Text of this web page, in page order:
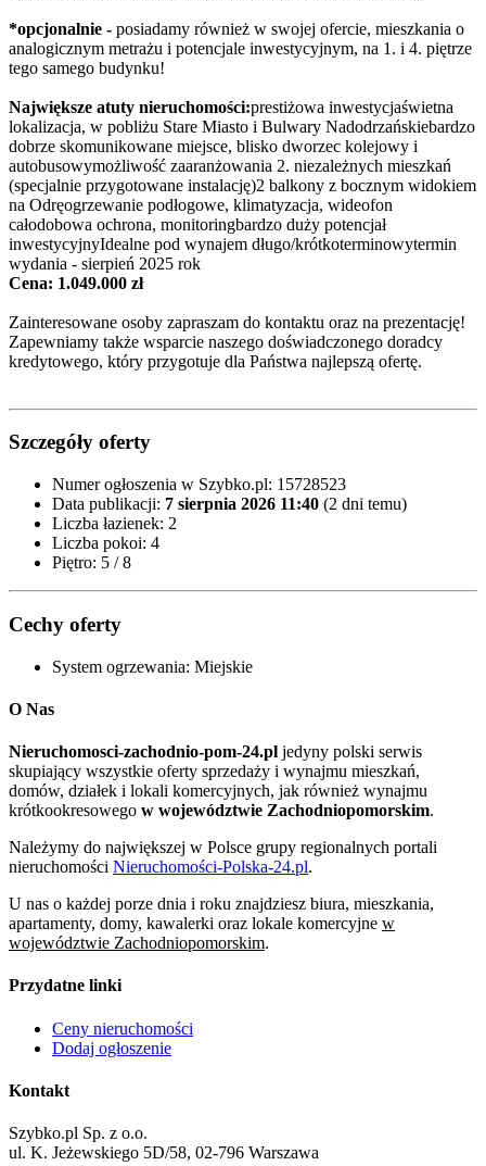
*opcjonalnie - posiadamy również w swojej ofercie, mieszkania o
analogicznym metrażu i potencjale inwestycyjnym, na 1. i 4. piętrze
tego samego budynku!
Największe atuty nieruchomości:prestiżowa inwestycjaświetna
lokalizacja, w pobliżu Stare Miasto i Bulwary Nadodrzańskiebardzo
dobrze skomunikowane miejsce, blisko dworzec kolejowy i
autobusowymożliwość zaaranżowania 2. niezależnych mieszkań
(specjalnie przygotowane instalację)2 balkony z bocznym widokiem
na Odręogrzewanie podłogowe, klimatyzacja, wideofon
całodobowa ochrona, monitoringbardzo duży potencjał
inwestycyjnyIdealne pod wynajem długo/krótkoterminowytermin
wydania - sierpień 2025 rok
Cena: 1.049.000 zł
Zainteresowane osoby zapraszam do kontaktu oraz na prezentację!
Zapewniamy także wsparcie naszego doświadczonego doradcy
kredytowego, który przygotuje dla Państwa najlepszą ofertę.
Szczegóły oferty
Numer ogłoszenia w Szybko.pl: 15728523
Data publikacji: 7 sierpnia 2026 11:40 (2 dni temu)
Liczba łazienek: 2
Liczba pokoi: 4
Piętro: 5 / 8
Cechy oferty
System ogrzewania: Miejskie
O Nas
Nieruchomosci-zachodnio-pom-24.pl jedyny polski serwis
skupiający wszystkie oferty sprzedaży i wynajmu mieszkań,
domów, działek i lokali komercyjnych, jak również wynajmu
krótkookresowego w województwie Zachodniopomorskim.
Należymy do największej w Polsce grupy regionalnych portali
nieruchomości Nieruchomości-Polska-24.pl.
U nas o każdej porze dnia i roku znajdziesz biura, mieszkania,
apartamenty, domy, kawalerki oraz lokale komercyjne w
województwie Zachodniopomorskim.
Przydatne linki
Ceny nieruchomości
Dodaj ogłoszenie
Kontakt
Szybko.pl Sp. z o.o.
ul. K. Jeżewskiego 5D/58, 02-796 Warszawa